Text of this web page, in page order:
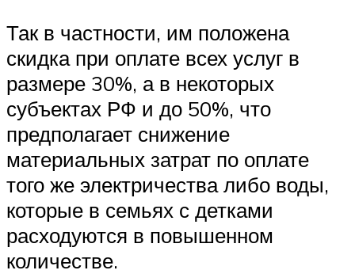
Так в частности, им положена
скидка при оплате всех услуг в
размере 30%, а в некоторых
субъектах РФ и до 50%, что
предполагает снижение
материальных затрат по оплате
того же электричества либо воды,
которые в семьях с детками
расходуются в повышенном
количестве.